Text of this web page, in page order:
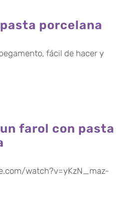
porcelana
fácil de hacer y
farol con pasta
watch?v=yKzN_maz-